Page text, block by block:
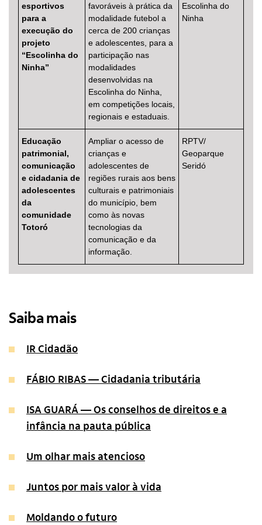
esportivos
para a
execução do
projeto
“Escolinha do
Ninha”
favoráveis à prática da
modalidade futebol a
cerca de 200 crianças
e adolescentes, para a
participação nas
modalidades
desenvolvidas na
Escolinha do Ninha,
em competições locais,
regionais e estaduais.
Escolinha do
Ninha
Educação
patrimonial,
comunicação
e cidadania de
adolescentes
da
comunidade
Totoró
Ampliar o acesso de
crianças e
adolescentes de
regiões rurais aos bens
culturais e patrimoniais
do município, bem
como às novas
tecnologias da
comunicação e da
informação.
RPTV/
Geoparque
Seridó
Saiba mais
IR Cidadão
FÁBIO RIBAS — Cidadania tributária
ISA GUARÁ — Os conselhos de direitos e a
infância na pauta pública
Um olhar mais atencioso
Juntos por mais valor à vida
Moldando o futuro